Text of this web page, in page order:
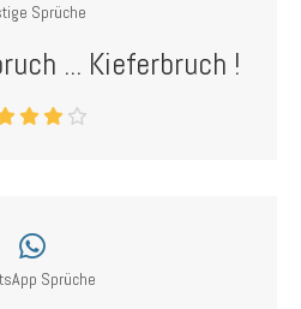
Sprüche
... Kieferbruch !
Sprüche